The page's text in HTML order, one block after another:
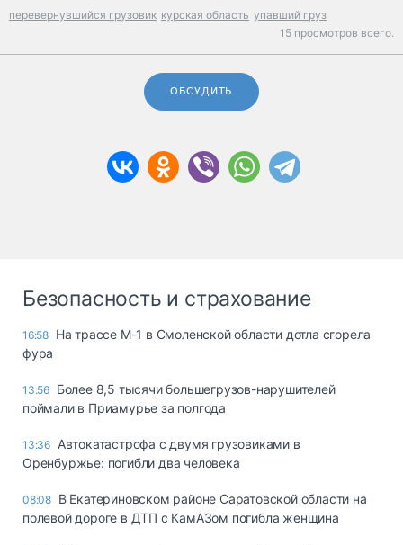
перевернувшийся грузовик курская область упавший груз
15 просмотров всего.
ОБСУДИТЬ
Безопасность и страхование
16:58 На трассе М-1 в Смоленской области дотла сгорела
фура
13:56 Более 8,5 тысячи большегрузов-нарушителей
поймали в Приамурье за полгода
13:36 Автокатастрофа с двумя грузовиками в
Оренбуржье: погибли два человека
08:08 В Екатериновском районе Саратовской области на
полевой дороге в ДТП с КамАЗом погибла женщина